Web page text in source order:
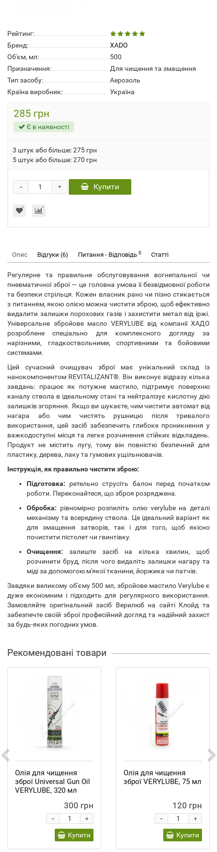
Рейтинг:
Бренд:
XADO
Об'єм, мл:
500
Призначення:
Для чищення та змащення
Тип засобу:
Аерозоль
Країна виробник:
Україна
285 грн
Є в наявності
3 штук або більше: 275 грн
5 штук або більше: 270 грн
+
- Купити
Опис Відгуки (6) Питання - Відповідь 0 Статті
Регулярне та правильне обслуговування вогнепальної чи
пневматичної зброї — це головна умова її безвідмовної роботи
та безпеки стрільця. Кожен власник рано чи пізно стикається
з питанням, якою олією можна чистити зброю, щоб ефективно
видалити залишки порохових газів і захистити метал від іржі.
Універсальне збройове масло VERYLUBE від компанії ХАДО
розроблене спеціально для комплексного догляду за
нарізними, гладкоствольними, спортивними та бойовими
системами.
Цей сучасний очищувач зброї має унікальний склад із
нанокомпонентом REVITALIZANT®. Він виконує відразу кілька
завдань: працює як потужне мастило, підтримує поверхню
каналу ствола в ідеальному стані та нейтралізує кислотну дію
залишків згоряння. Якщо ви шукаєте, чим чистити автомат від
нагара або чим чистять рушницю після тривалого
використання, цей засіб забезпечить глибоке проникнення у
важкодоступні місця та легке розчинення стійких відкладень.
Продукт не містить лугу, тому він повністю безпечний для
пластику, дерева, лаку та гумових ущільнювачів.
Інструкція, як правильно чистити зброю:
Підготовка: ретельно струсіть балон перед початком
роботи. Переконайтеся, що зброя розряджена.
Обробка: рівномірно розпиліть олію verylube на деталі
механізму та всередину ствола. Це ідеальний варіант як
для змащення затворів, так і для того, щоб якісно
почистити пістолет чи гвинтівку.
Очищення: залиште засіб на кілька хвилин, щоб
розчинити бруд, після чого видаліть залишки нагару та
міді за допомогою м'якої тканини, йоржика чи патчів.
Завдяки великому об'єму 500 мл, збройове мастило Verylube є
дуже економним і підходить для регулярного використання.
Замовляйте оригінальний засіб Верилюб на сайті Клойд та
забезпечте своїй зброї професійний догляд та надійний захист
за будь-яких погодних умов.
Рекомендовані товари
Олія для чищення
зброї Universal Gun Oil
VERYLUBE, 320 мл
300 грн
+
-
Купити
Олія для чищення
зброї VERYLUBE, 75 мл
120 грн
+
-
Купити